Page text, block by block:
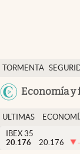
TORMENTA
Economía y
Economía y finanzas
Política
Actualidad
Criptomonedas
ULTIMAS
NOTICIAS
FINANZAS
IBEX 35
20.176
20.176